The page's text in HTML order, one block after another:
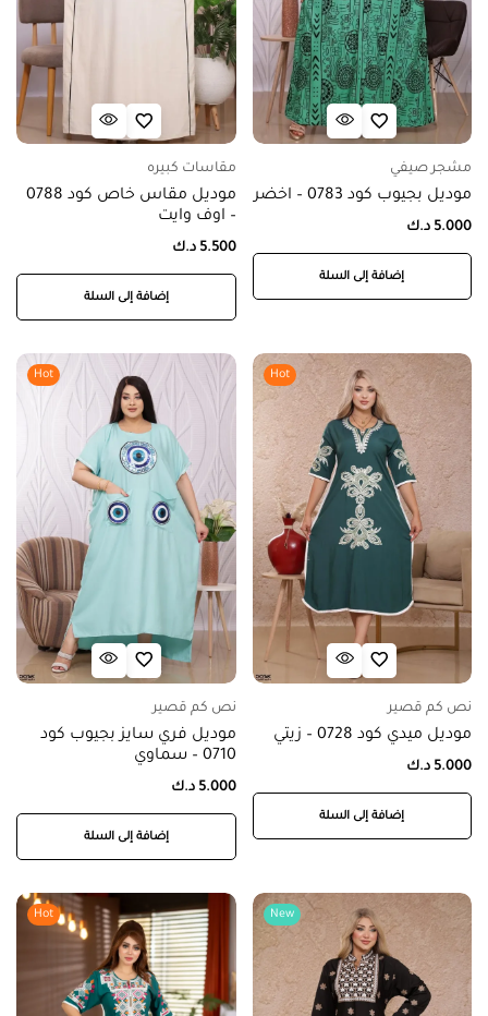
مشجر صيفي
موديل بجيوب كود 0783 – اخضر
5.000 د.ك
إضافة إلى السلة
مقاسات كبيره
موديل مقاس خاص كود 0788
– اوف وايت
5.500 د.ك
إضافة إلى السلة
Hot
نص كم قصير
موديل ميدي كود 0728 – زيتي
5.000 د.ك
إضافة إلى السلة
Hot
نص كم قصير
موديل فري سايز بجيوب كود
0710 – سماوي
5.000 د.ك
إضافة إلى السلة
New
Hot